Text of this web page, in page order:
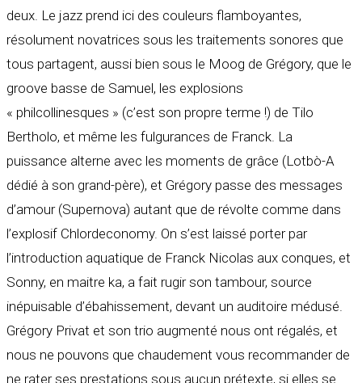
deux. Le jazz prend ici des couleurs flamboyantes,
résolument novatrices sous les traitements sonores que
tous partagent, aussi bien sous le Moog de Grégory, que le
groove basse de Samuel, les explosions
« philcollinesques » (c’est son propre terme !) de Tilo
Bertholo, et même les fulgurances de Franck. La
puissance alterne avec les moments de grâce (Lotbò-A
dédié à son grand-père), et Grégory passe des messages
d’amour (Supernova) autant que de révolte comme dans
l’explosif Chlordeconomy. On s’est laissé porter par
l’introduction aquatique de Franck Nicolas aux conques, et
Sonny, en maitre ka, a fait rugir son tambour, source
inépuisable d’ébahissement, devant un auditoire médusé.
Grégory Privat et son trio augmenté nous ont régalés, et
nous ne pouvons que chaudement vous recommander de
ne rater ses prestations sous aucun prétexte, si elles se